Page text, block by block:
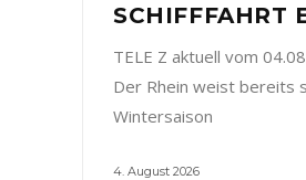
SCHIFFFAHRT
TELE Z aktuell vom
Der Rhein weist bereits
Wintersaison
4. August 2026